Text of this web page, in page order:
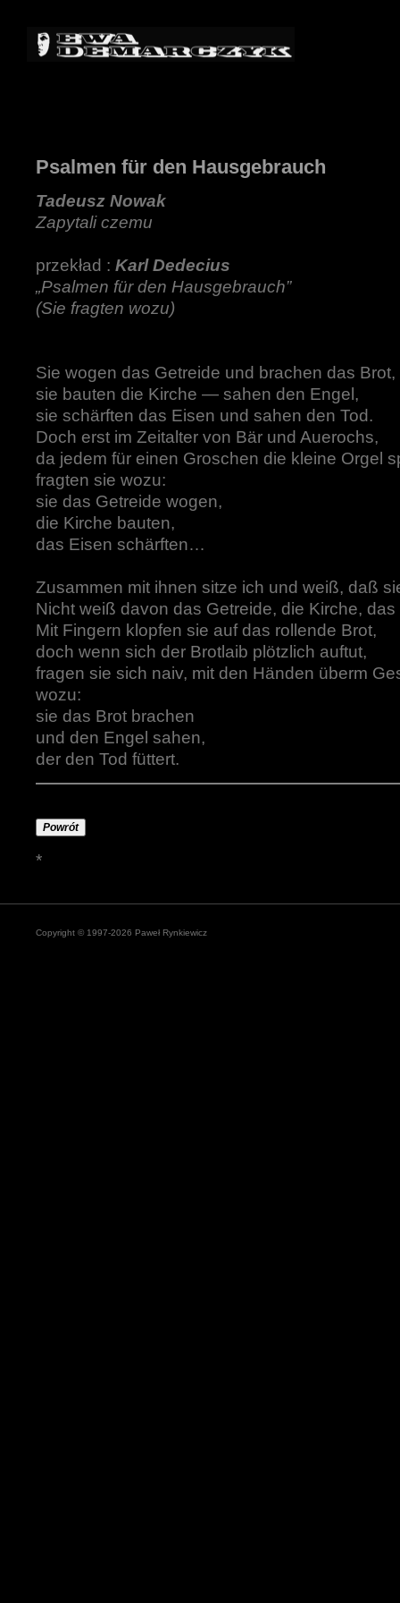
Psalmen für den Hausgebrauch
Tadeusz Nowak
Zapytali czemu
przekład : Karl Dedecius
„Psalmen für den Hausgebrauch”
(Sie fragten wozu)
Sie wogen das Getreide und brachen das Brot,
sie bauten die Kirche — sahen den Engel,
sie schärften das Eisen und sahen den Tod.
Doch erst im Zeitalter von Bär und Auerochs,
da jedem für einen Groschen die kleine Orgel
fragten sie wozu:
sie das Getreide wogen,
die Kirche bauten,
das Eisen schärften…
Zusammen mit ihnen sitze ich und weiß, daß
Nicht weiß davon das Getreide, die Kirche, das
Mit Fingern klopfen sie auf das rollende Brot,
doch wenn sich der Brotlaib plötzlich auftut,
fragen sie sich naiv, mit den Händen überm
wozu:
sie das Brot brachen
und den Engel sahen,
der den Tod füttert.
Powrót
*
Copyright © 1997-2026 Paweł Rynkiewicz